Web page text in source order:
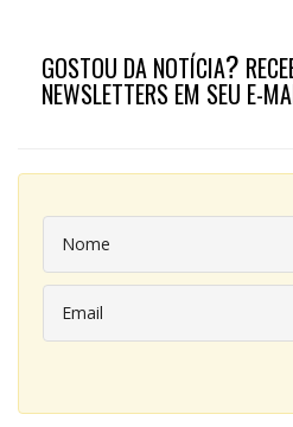
GOSTOU DA NOTÍCIA?
NEWSLETTERS EM SEU E-